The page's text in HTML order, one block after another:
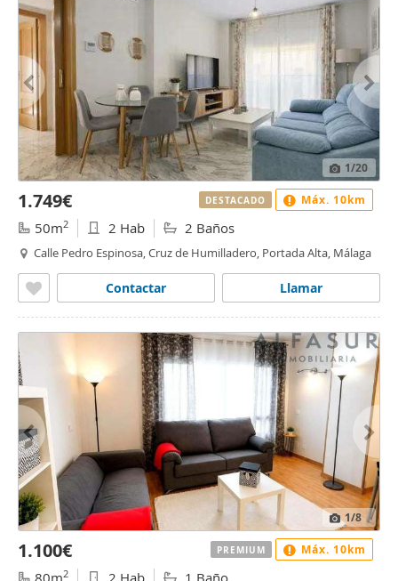
1/20
1.749€
50m2 2 Hab 2 Baños
Calle Pedro Espinosa, Cruz de Humilladero, Portada Alta, Málaga
Llamar
Contactar
DESTACADO Máx. 10km
1/8
1.100€
80m2 2 Hab 1 Baño
PREMIUM Máx. 10km